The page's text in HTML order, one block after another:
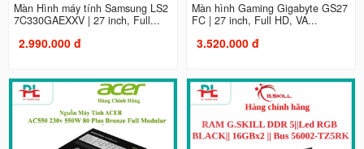
Màn Hình máy tính Samsung LS2
7C330GAEXXV | 27 inch, Full...
2.990.000 đ
Màn hình Gaming Gigabyte GS27
FC | 27 inch, Full HD, VA...
3.520.000 đ